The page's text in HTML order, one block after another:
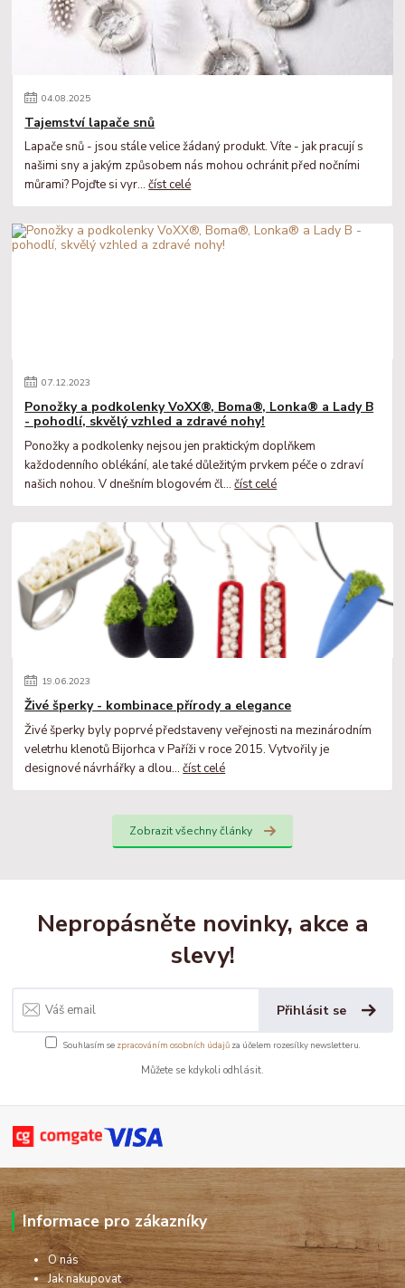
04.08.2025
Tajemství lapače snů
Lapače snů - jsou stále velice žádaný produkt. Víte - jak pracují s
našimi sny a jakým způsobem nás mohou ochránit před nočními
můrami? Pojďte si vyr...číst celé
07.12.2023
Ponožky a podkolenky VoXX®, Boma®, Lonka® a Lady B
- pohodlí, skvělý vzhled a zdravé nohy!
Ponožky a podkolenky nejsou jen praktickým doplňkem
každodenního oblékání, ale také důležitým prvkem péče o zdraví
našich nohou. V dnešním blogovém čl...číst celé
19.06.2023
Živé šperky - kombinace přírody a elegance
Živé šperky byly poprvé představeny veřejnosti na mezinárodním
veletrhu klenotů Bijorhca v Paříži v roce 2015. Vytvořily je
designové návrhářky a dlou...číst celé
Zobrazit všechny články
Nepropásněte novinky, akce a
slevy!
Přihlásit se
Souhlasím se zpracováním osobních údajůza účelem rozesílky newsletteru.
Můžete se kdykoli odhlásit.
Informace pro zákazníky
O nás
Jak nakupovat